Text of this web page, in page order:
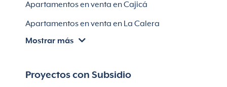
Apartamentos en venta en Cajicá
Apartamentos en venta en La Calera
Apartamentos en venta en Chía
Casas en Cajicá
Mostrar más
Proyectos con Subsidio